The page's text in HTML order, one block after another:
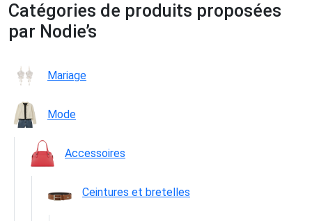
Catégories de produits proposées
par Nodie’s
Mariage
Mode
Accessoires
Ceintures et bretelles